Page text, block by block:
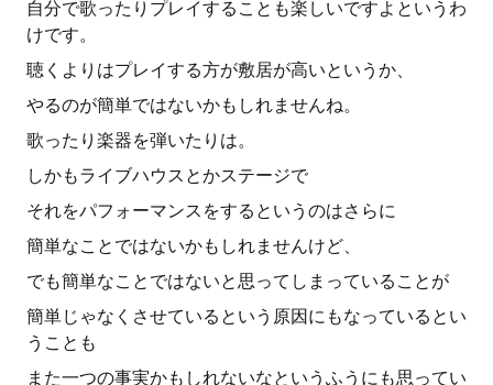
自分で歌ったりプレイすることも楽しいですよというわ
けです。
聴くよりはプレイする方が敷居が高いというか、
やるのが簡単ではないかもしれませんね。
歌ったり楽器を弾いたりは。
しかもライブハウスとかステージで
それをパフォーマンスをするというのはさらに
簡単なことではないかもしれませんけど、
でも簡単なことではないと思ってしまっていることが
簡単じゃなくさせているという原因にもなっているとい
うことも
また一つの事実かもしれないなというふうにも思ってい